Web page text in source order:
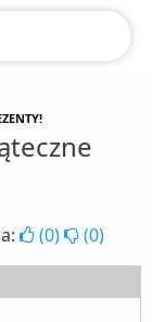
(0) (0)